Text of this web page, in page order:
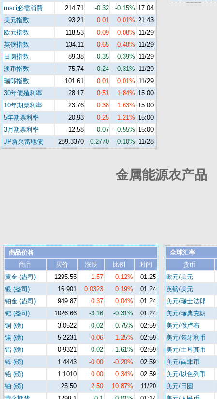
msci必需消費
214.71 -0.32 -0.15% 17:04
美元指数
93.21 0.01 0.01% 21:43
欧元指数
118.53 0.09 0.08% 11/29
英镑指数
134.11 0.65 0.48% 11/29
日圆指数
89.38 -0.35 -0.39% 11/29
澳币指数
75.74 -0.24 -0.31% 11/29
瑞郎指数
101.61 0.01 0.01% 11/29
30年债殖利率
28.17 0.51 1.84% 15:00
10年期票利率
23.76 0.38 1.63% 15:00
5年期票利率
20.93 0.25 1.21% 15:00
3月期票利率
12.58 -0.07 -0.55% 15:00
JP新兴當地债
289.3370 -0.2770 -0.10% 11/28
金属能源农产
商品价格
商品
买价 涨跌 比例
时间
黄金 (盎司)
1295.55 1.57 0.12%
01:25
银 (盎司)
16.901 0.0323 0.19%
01:24
铂金 (盎司)
949.87 0.37 0.04%
01:24
钯 (盎司)
1026.66 -3.16 -0.31%
01:24
铜 (磅)
3.0522 -0.02 -0.75%
02:59
镍 (磅)
5.2231 0.06 1.25%
02:59
铝 (磅)
0.9321 -0.02 -1.61%
02:59
锌 (磅)
1.4443 -0.00 -0.20%
02:59
铅 (磅)
1.1010 0.00 0.34%
02:59
铀 (磅)
25.50 2.50 10.87%
11/20
全球汇率
货币
欧元/美元
英镑/美元
美元/瑞士法郎
美元/瑞典克朗
美元/俄卢布
美元/匈牙利币
美元/土耳其币
美元/南非币
美元/以色列币
美元/日圆